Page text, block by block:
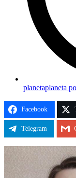
planetaplaneta
Facebook
Telegram